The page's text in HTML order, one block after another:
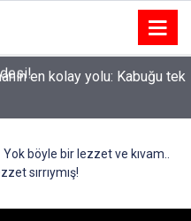
en kolay yolu: Kabuğu tek
Yok böyle bir lezzet ve kıvam..
sırrıymış!